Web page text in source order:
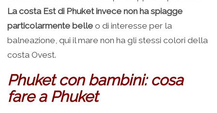
La costa Est di Phuket invece non ha spiagge
particolarmente belle o di interesse per la
balneazione, qui il mare non ha gli stessi colori della
costa Ovest.
Phuket con bambini: cosa
fare a Phuket